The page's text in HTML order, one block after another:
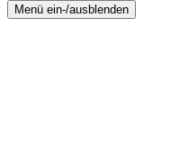
Menü ein-/ausblenden